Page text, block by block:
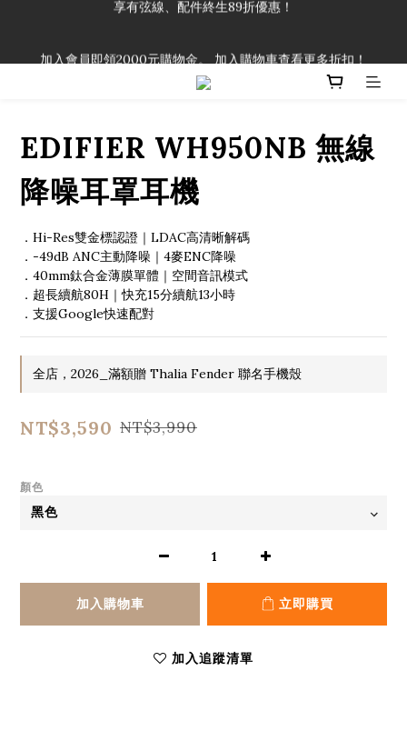
EDIFIER WH950NB 無線
降噪耳罩耳機
．Hi-Res雙金標認證｜LDAC高清晰解碼
．-49dB ANC主動降噪｜4麥ENC降噪
．40mm鈦合金薄膜單體｜空間音訊模式
．超長續航80H｜快充15分續航13小時
．支援Google快速配對
全店，2026_滿額贈 Thalia Fender 聯名手機殼
NT$3,590 NT$3,990
顏色
加入購物車 立即購買
加入追蹤清單